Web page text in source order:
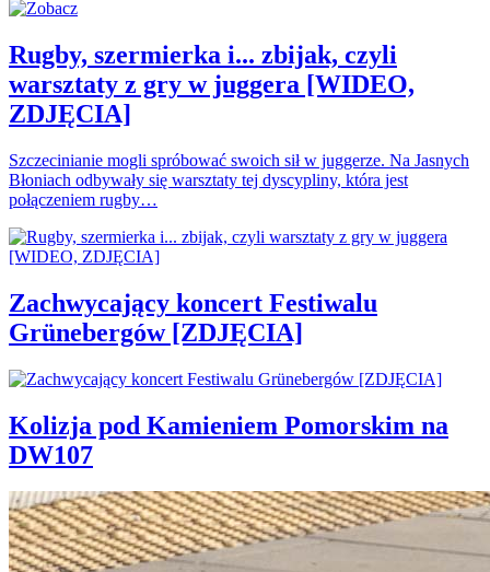
Rugby, szermierka i... zbijak, czyli
warsztaty z gry w juggera [WIDEO,
ZDJĘCIA]
Szczecinianie mogli spróbować swoich sił w juggerze. Na Jasnych
Błoniach odbywały się warsztaty tej dyscypliny, która jest
połączeniem rugby…
Zachwycający koncert Festiwalu
Grünebergów [ZDJĘCIA]
Kolizja pod Kamieniem Pomorskim na
DW107